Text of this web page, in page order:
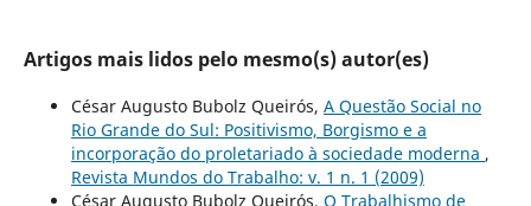
Artigos mais lidos pelo mesmo(s) autor(es)
César Augusto Bubolz Queirós, A Questão Social no
Rio Grande do Sul: Positivismo, Borgismo e a
incorporação do proletariado à sociedade moderna ,
Revista Mundos do Trabalho: v. 1 n. 1 (2009)
César Augusto Bubolz Queirós, O Trabalhismo de